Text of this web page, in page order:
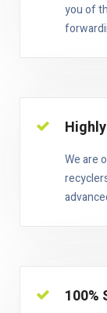
you of
We are
100%